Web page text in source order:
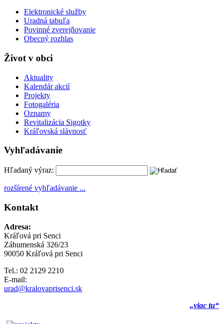
Elektronické služby
Uradná tabuľa
Povinné zverejňovanie
Obecný rozhlas
Život v obci
Aktuality
Kalendár akcií
Projekty
Fotogaléria
Oznamy
Revitalizácia Sigotky
Kráľovská slávnosť
Vyhľadávanie
Hľadaný výraz:
rozšírené vyhľadávanie ...
Kontakt
Adresa:
Kráľová pri Senci
Záhumenská 326/23
90050 Kráľová pri Senci
Tel.: 02 2129 2210
E-mail:
urad@kralovaprisenci.sk
„viac tu“